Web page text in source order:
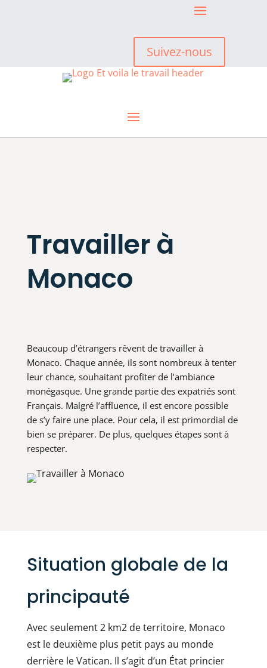
Suivez-nous
Travailler à
Monaco
Beaucoup d’étrangers rêvent de travailler à
Monaco. Chaque année, ils sont nombreux à tenter
leur chance, souhaitant profiter de l’ambiance
monégasque. Une grande partie des expatriés sont
Français. Malgré l’affluence, il est encore possible
de s’y faire une place. Pour cela, il est primordial de
bien se préparer. De plus, quelques étapes sont à
respecter.
Situation globale de la
principauté
Avec seulement 2 km2 de territoire, Monaco
est le deuxième plus petit pays au monde
derrière le Vatican. Il s’agit d’un État princier